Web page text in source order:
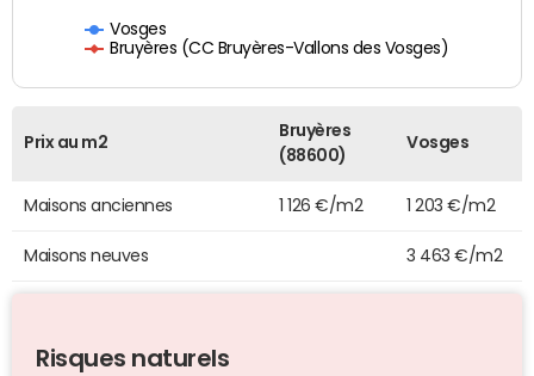
Vosges
Bruyères (CC Bruyères-Vallons des Vosges)
Prix au m2
Bruyères
(88600)
Vosges
Maisons anciennes 1 126 €/m2 1 203 €/m2
Maisons neuves 3 463 €/m2
Risques naturels